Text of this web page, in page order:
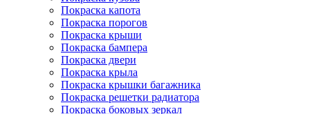
Покраска капота
Покраска порогов
Покраска крыши
Покраска бампера
Покраска двери
Покраска крыла
Покраска крышки багажника
Покраска решетки радиатора
Покраска боковых зеркал